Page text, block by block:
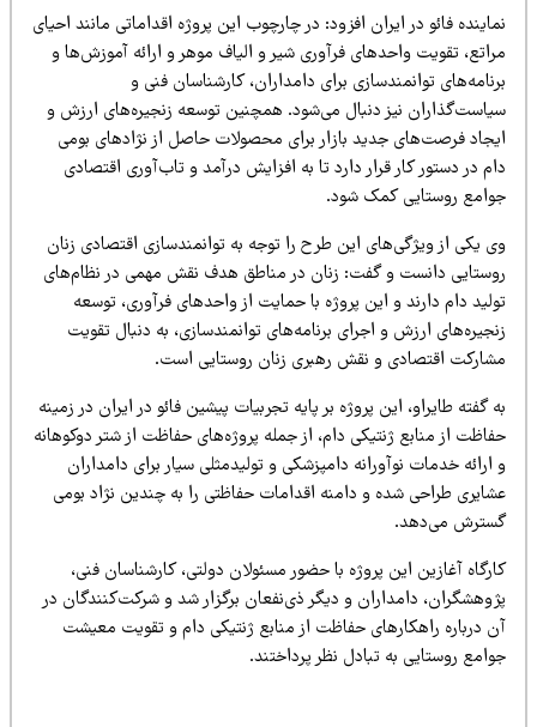
فائو در ایران افزود: در چارچوب این پروژه اقداماتی مانند احیای
تقویت واحدهای فرآوری شیر و الیاف موهر و ارائه آموزش‌ها و
توانمندسازی برای دامداران، کارشناسان فنی و
نیز دنبال می‌شود. همچنین توسعه زنجیره‌های ارزش و
فرصت‌های جدید بازار برای محصولات حاصل از نژادهای بومی
در دستور کار قرار دارد تا به افزایش درآمد و تاب‌آوری اقتصادی
روستایی کمک شود.
یکی از ویژگی‌های این طرح را توجه به توانمندسازی اقتصادی زنان
دانست و گفت: زنان در مناطق هدف نقش مهمی در نظام‌های
دام دارند و این پروژه با حمایت از واحدهای فرآوری، توسعه
ارزش و اجرای برنامه‌های توانمندسازی، به دنبال تقویت
اقتصادی و نقش رهبری زنان روستایی است.
گفته طایراو، این پروژه بر پایه تجربیات پیشین فائو در ایران در زمینه
از منابع ژنتیکی دام، از جمله پروژه‌های حفاظت از شتر دوکوهانه
خدمات نوآورانه دامپزشکی و تولیدمثلی سیار برای دامداران
طراحی شده و دامنه اقدامات حفاظتی را به چندین نژاد بومی
می‌دهد.
آغازین این پروژه با حضور مسئولان دولتی، کارشناسان فنی،
دامداران و دیگر ذی‌نفعان برگزار شد و شرکت‌کنندگان در
درباره راهکارهای حفاظت از منابع ژنتیکی دام و تقویت معیشت
روستایی به تبادل نظر پرداختند.